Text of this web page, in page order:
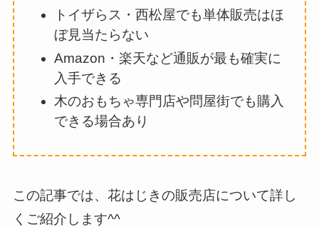
トイザらス・西松屋でも単体販売はほ
ぼ見当たらない
Amazon・楽天など通販が最も確実に
入手できる
木のおもちゃ専門店や問屋街でも購入
できる場合あり
この記事では、花はじきの販売店について詳し
くご紹介します^^